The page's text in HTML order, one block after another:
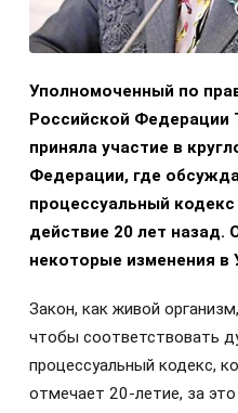
Уполномоченный по
Российской
приняла участие в
Федерации, где
процессуальный
действие 20 лет назад.
некоторые изменения в
Закон, как живой
чтобы соответствовать
процессуальный кодекс,
отмечает 20-летие, за